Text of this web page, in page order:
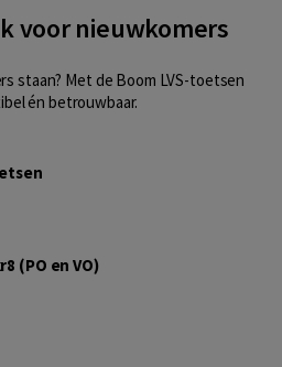
voor nieuwkomers
staan? Met de Boom LVS-toetsen
én betrouwbaar.
(PO en VO)